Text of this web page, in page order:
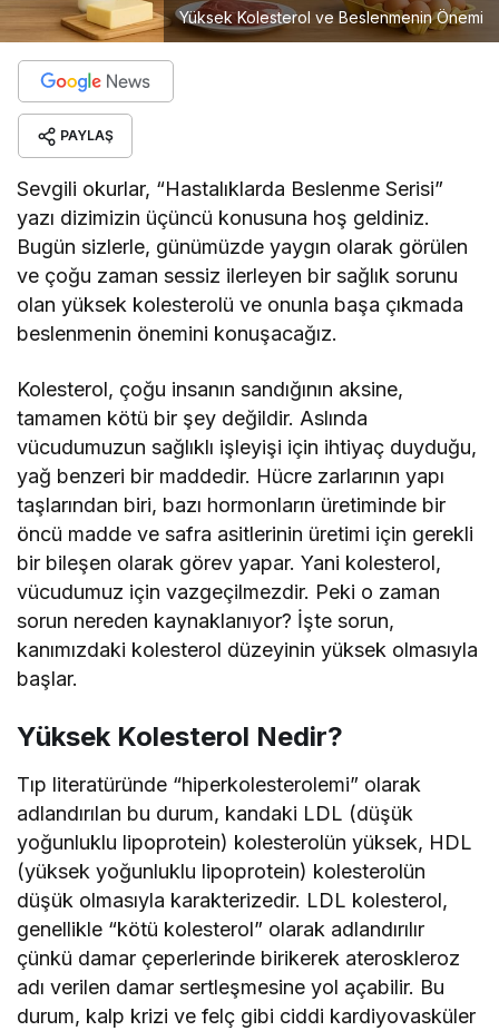
Yüksek Kolesterol ve Beslenmenin Önemi
PAYLAŞ
Sevgili okurlar, “Hastalıklarda Beslenme Serisi”
yazı dizimizin üçüncü konusuna hoş geldiniz.
Bugün sizlerle, günümüzde yaygın olarak görülen
ve çoğu zaman sessiz ilerleyen bir sağlık sorunu
olan yüksek kolesterolü ve onunla başa çıkmada
beslenmenin önemini konuşacağız.
Kolesterol, çoğu insanın sandığının aksine,
tamamen kötü bir şey değildir. Aslında
vücudumuzun sağlıklı işleyişi için ihtiyaç duyduğu,
yağ benzeri bir maddedir. Hücre zarlarının yapı
taşlarından biri, bazı hormonların üretiminde bir
öncü madde ve safra asitlerinin üretimi için gerekli
bir bileşen olarak görev yapar. Yani kolesterol,
vücudumuz için vazgeçilmezdir. Peki o zaman
sorun nereden kaynaklanıyor? İşte sorun,
kanımızdaki kolesterol düzeyinin yüksek olmasıyla
başlar.
Yüksek Kolesterol Nedir?
Tıp literatüründe “hiperkolesterolemi” olarak
adlandırılan bu durum, kandaki LDL (düşük
yoğunluklu lipoprotein) kolesterolün yüksek, HDL
(yüksek yoğunluklu lipoprotein) kolesterolün
düşük olmasıyla karakterizedir. LDL kolesterol,
genellikle “kötü kolesterol” olarak adlandırılır
çünkü damar çeperlerinde birikerek ateroskleroz
adı verilen damar sertleşmesine yol açabilir. Bu
durum, kalp krizi ve felç gibi ciddi kardiyovasküler